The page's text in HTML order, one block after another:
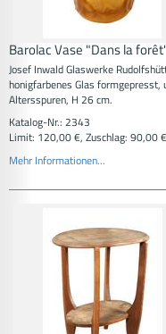
Barolac Vase "Dans la
Josef Inwald Glaswerke
honigfarbenes Glas
Altersspuren, H 26 cm.
Katalog-Nr.: 2343
Limit: 120,00 €, Zuschlag: 90,00 €
Mehr Informationen...